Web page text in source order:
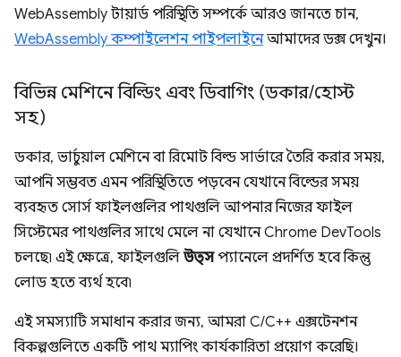
WebAssembly টায়ার্ড পরিস্থিতি সম্পর্কে আরও জানতে চান,
WebAssembly কম্পাইলেশন পাইপলাইনেআমাদের ডক্স দেখুন।
বিভিন্ন মেশিনে বিল্ডিং এবং ডিবাগিং (ডকার/হোস্ট
সহ)
ডকার, ভার্চুয়াল মেশিনে বা রিমোট বিল্ড সার্ভারে তৈরি করার সময়,
আপনি সম্ভবত এমন পরিস্থিতিতে পড়বেন যেখানে বিল্ডের সময়
ব্যবহৃত সোর্স ফাইলগুলির পাথগুলি আপনার নিজের ফাইল
সিস্টেমের পাথগুলির সাথে মেলে না যেখানে Chrome DevTools
চলছে৷ এই ক্ষেত্রে, ফাইলগুলি উত্সপ্যানেলে প্রদর্শিত হবে কিন্তু
লোড হতে ব্যর্থ হবে৷
এই সমস্যাটি সমাধান করার জন্য, আমরা C/C++ এক্সটেনশন
বিকল্পগুলিতে একটি পাথ ম্যাপিং কার্যকারিতা প্রয়োগ করেছি।